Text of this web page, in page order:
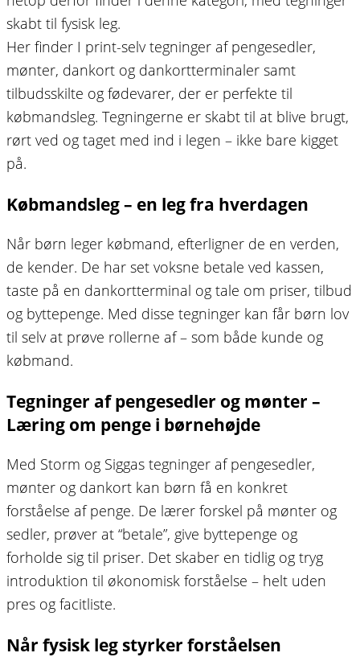
skabt til fysisk leg.
Her finder I print-selv tegninger af pengesedler,
mønter, dankort og dankortterminaler samt
tilbudsskilte og fødevarer, der er perfekte til
købmandsleg. Tegningerne er skabt til at blive brugt,
rørt ved og taget med ind i legen – ikke bare kigget
på.
Købmandsleg – en leg fra hverdagen
Når børn leger købmand, efterligner de en verden,
de kender. De har set voksne betale ved kassen,
taste på en dankortterminal og tale om priser, tilbud
og byttepenge. Med disse tegninger kan får børn lov
til selv at prøve rollerne af – som både kunde og
købmand.
Tegninger af pengesedler og mønter –
Læring om penge i børnehøjde
Med Storm og Siggas tegninger af pengesedler,
mønter og dankort kan børn få en konkret
forståelse af penge. De lærer forskel på mønter og
sedler, prøver at “betale”, give byttepenge og
forholde sig til priser. Det skaber en tidlig og tryg
introduktion til økonomisk forståelse – helt uden
pres og facitliste.
Når fysisk leg styrker forståelsen